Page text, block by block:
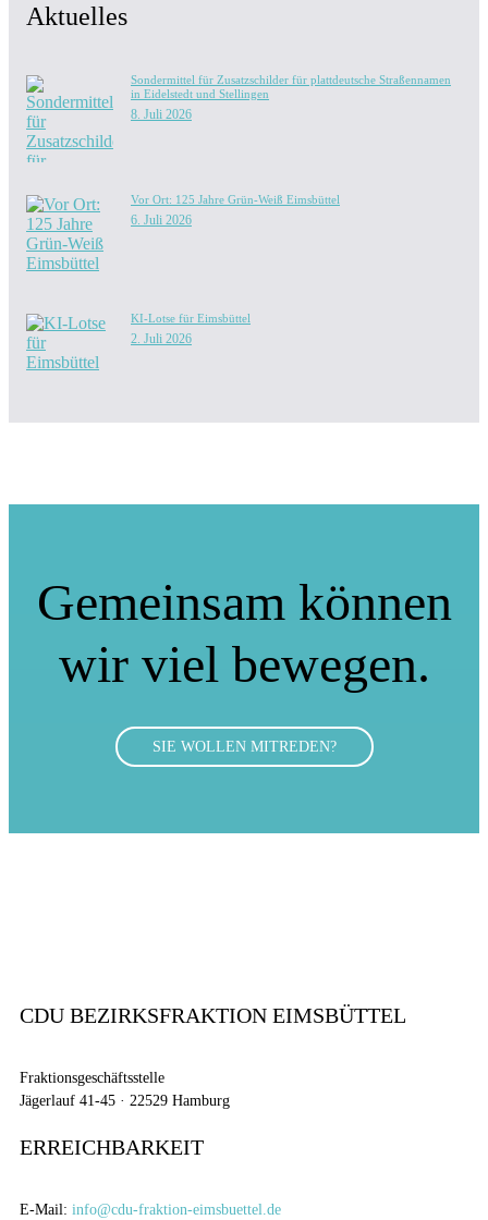
Aktuelles
Sondermittel für Zusatzschilder für plattdeutsche Straßennamen
in Eidelstedt und Stellingen
8. Juli 2026
Vor Ort: 125 Jahre Grün-Weiß Eimsbüttel
6. Juli 2026
KI-Lotse für Eimsbüttel
2. Juli 2026
Gemeinsam können
wir viel bewegen.
SIE WOLLEN MITREDEN?
CDU BEZIRKSFRAKTION EIMSBÜTTEL
Fraktionsgeschäftsstelle
Jägerlauf 41-45 · 22529 Hamburg
ERREICHBARKEIT
E-Mail: info@cdu-fraktion-eimsbuettel.de